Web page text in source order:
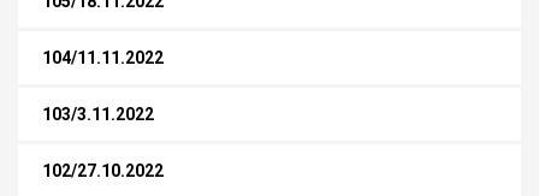
104/11.11.2022
103/3.11.2022
102/27.10.2022